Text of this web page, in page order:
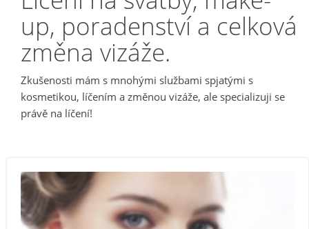
PEDIKÚRA
up, poradenství a celková
změna vizáže.
Zkušenosti mám s mnohými službami spjatými s
kosmetikou, líčením a změnou vizáže, ale specializuji se
právě na líčení!